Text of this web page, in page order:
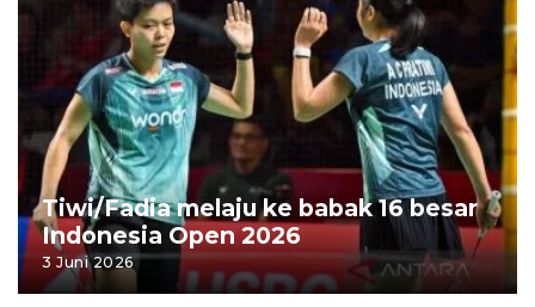
Tiwi/Fadia melaju ke babak 16 besar
Indonesia Open 2026
3 Juni 2026